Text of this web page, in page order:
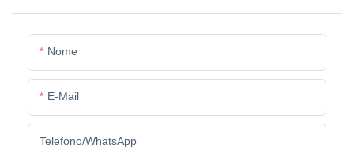
Nome
E-Mail
Telefono/WhatsApp